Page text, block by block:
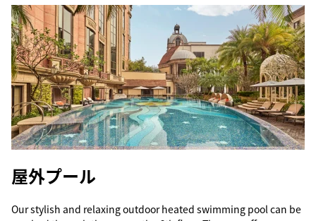
屋外プール
Our stylish and relaxing outdoor heated swimming pool can be